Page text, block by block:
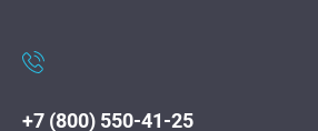
+7 (800) 550-41-25